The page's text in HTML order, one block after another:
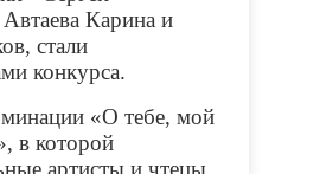
Карина и
стали
конкурса.
«О тебе, мой
в которой
артисты и чтецы